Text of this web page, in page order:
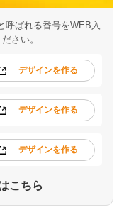
呼ばれる番号をWEB入
さい。
デザインを作る
デザインを作る
デザインを作る
こちら